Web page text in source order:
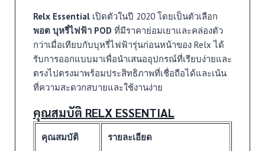
Relx Essentialเปิดตัวในปี 2020 โดยเป็นตัวเลือก
พอต บุหรี่ไฟฟ้า POD ที่มีราคาย่อมเยาและคล่องตัว
กว่าเมื่อเทียบกับบุหรี่ไฟฟ้ารุ่นก่อนหน้าของ Relx ได้
รับการออกแบบมาเพื่อนำเสนออุปกรณ์ที่เรียบง่ายและ
ตรงไปตรงมาพร้อมประสิทธิภาพที่เชื่อถือได้และเน้น
ที่ความสะดวกสบายและใช้งานง่าย
คุณสมบัติ RELX ESSENTIAL
คุณสมบัติ รายละเอียด